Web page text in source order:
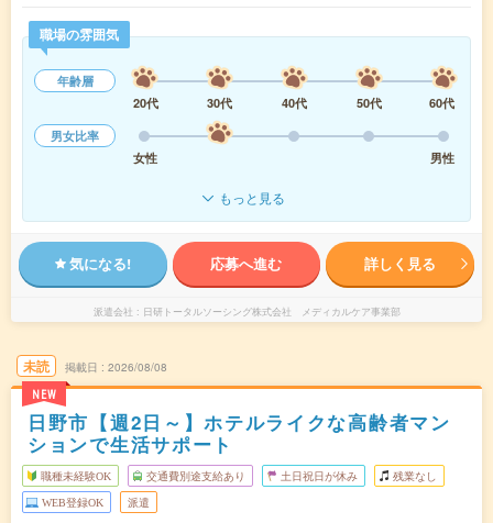
職場の雰囲気
年齢層
20代
30代 40代 50代
60代
男女比率
女性
男性
もっと見る
気になる! 応募へ進む 詳しく見る
派遣会社 日研トータルソーシング株式会社 メディカルケア事業部
未読
NEW
掲載日 2026/08/08
日野市【週2日～】ホテルライクな高齢者マン
ションで生活サポート
職種未経験OK 交通費別途支給あり 土日祝日が休み 残業なし
WEB登録OK 派遣